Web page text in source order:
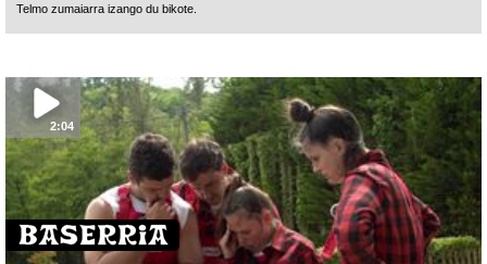
Telmo zumaiarra izango du bikote.
2:04